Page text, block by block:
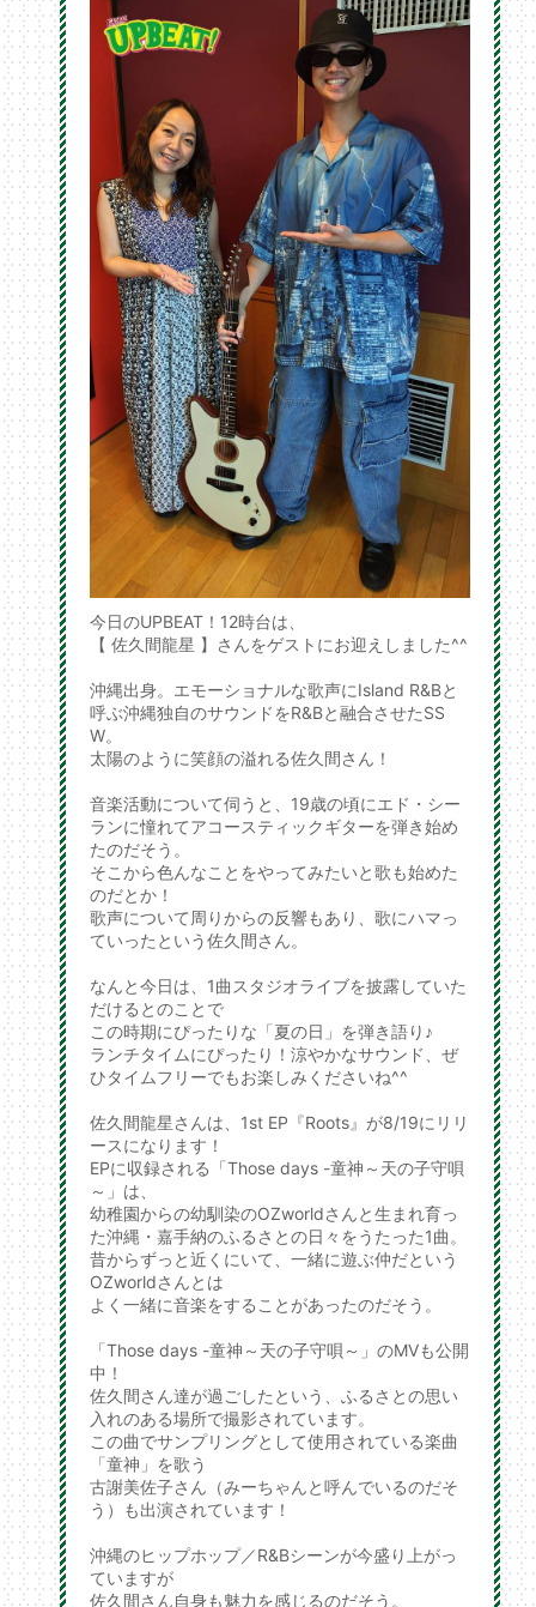
今日のUPBEAT！12時台は、
【 佐久間龍星 】さんをゲストにお迎えしました^^
沖縄出身。エモーショナルな歌声にIsland R&Bと
呼ぶ沖縄独自のサウンドをR&Bと融合させたSS
W。
太陽のように笑顔の溢れる佐久間さん！
音楽活動について伺うと、19歳の頃にエド・シー
ランに憧れてアコースティックギターを弾き始め
たのだそう。
そこから色んなことをやってみたいと歌も始めた
のだとか！
歌声について周りからの反響もあり、歌にハマっ
ていったという佐久間さん。
なんと今日は、1曲スタジオライブを披露していた
だけるとのことで
この時期にぴったりな「夏の日」を弾き語り♪
ランチタイムにぴったり！涼やかなサウンド、ぜ
ひタイムフリーでもお楽しみくださいね^^
佐久間龍星さんは、1st EP『Roots』が8/19にリリ
ースになります！
EPに収録される「Those days -童神～天の子守唄
～」は、
幼稚園からの幼馴染のOZworldさんと生まれ育っ
た沖縄・嘉手納のふるさとの日々をうたった1曲。
昔からずっと近くにいて、一緒に遊ぶ仲だという
OZworldさんとは
よく一緒に音楽をすることがあったのだそう。
「Those days -童神～天の子守唄～」のMVも公開
中！
佐久間さん達が過ごしたという、ふるさとの思い
入れのある場所で撮影されています。
この曲でサンプリングとして使用されている楽曲
「童神」を歌う
古謝美佐子さん（みーちゃんと呼んでいるのだそ
う）も出演されています！
沖縄のヒップホップ／R&Bシーンが今盛り上がっ
ていますが
佐久間さん自身も魅力を感じるのだそう。